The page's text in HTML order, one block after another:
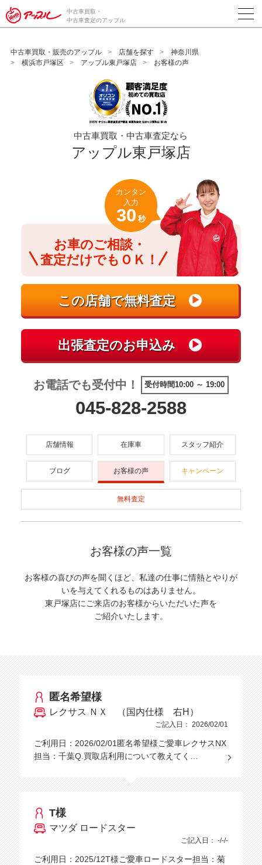
/*ABテスト_新規査定フォームの為のCVボタン*/
中古車買取・
中古車査定のアップル
中古車買取・販売のアップル 店舗を探す
神奈川県
横浜市戸塚区
アップル東戸塚店 お客様の声
中古車買取・中古車査定なら
アップル東戸塚店
お車のご相談・
査定だけでもＯＫ！
カンタン
入力
30 秒
お電話でも受付中！ 受付時間10:00 ～ 19:00
045-828-2588
店舗情報 在庫車 スタッフ紹介
ブログ お客様の声 キャンペーン
無料査定
お客様の声一覧
お客様の喜びの声を聞くほど、私達の仕事に情熱とやりが
いを与えてくれるものはありません。
東戸塚店にご来店のお客様からいただいた声を
ご紹介いたします。
匿名希望様
レクサス ＮＸ （国内仕様 右H）
ご記入日： 2026/02/01
ご利用日：2026/02/01匿名希望様ご愛車レクサスNX
担当：千葉Q.買取店利用について教えてく…
T様
マツダ ロードスター
ご記入日： -/-/-
ご利用日：2025/12T様ご愛車ロードスター担当：菊